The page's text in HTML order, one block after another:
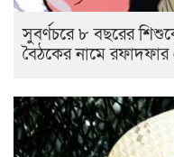
সুবর্ণচরে ৮ বছরের
বৈঠকের নামে রফাদফার